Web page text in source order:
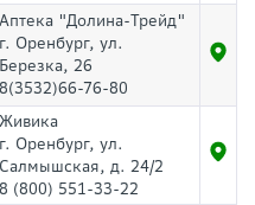
Аптека "Долина-Трейд"
г. Оренбург, ул.
Березка, 26
8(3532)66-76-80
Живика
г. Оренбург, ул.
Салмышская, д. 24/2
8 (800) 551-33-22